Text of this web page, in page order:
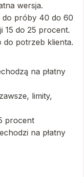
wersja.
do próby 40 do 60
15 do 25 procent.
do potrzeb klienta.
na płatny
limity,
procent
na płatny